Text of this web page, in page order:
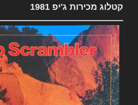
קטלוג מכירות ג'יפ 1981